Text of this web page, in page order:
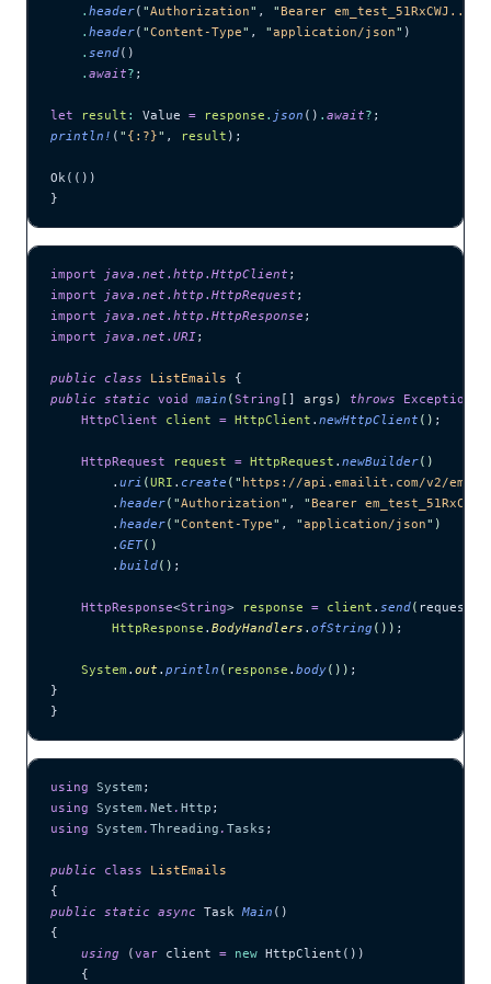
    .
header( "Authorization" , "Bearer
    .
header( "Content-Type" , "application/json" )
    .
send()
    .
await? ;
let result : Value = response . json () . await? ;
println! ( " {:?}" , result );
Ok(())
}
import java . net . http . HttpClient ;
import java . net . http . HttpRequest ;
import java . net . http . HttpResponse ;
import java . net . URI;
public class ListEmails {
public static void main (String [] args ) throws Exception
    HttpClient
client = HttpClient . newHttpClient () ;
    HttpRequest
request = HttpRequest . newBuilder()
        .
uri (URI . create ( " https://api.emailit.com/v2/
        .
header( "Authorization" , "Bearer
        .
header( "Content-Type" , "application/json" )
        .
GET()
        .
build() ;
    HttpResponse
<String> response = client . send( request,
        HttpResponse
. BodyHandlers . ofString ()) ;
    System
. out . println ( response . body()) ;
}
}
using System ;
using System . Net . Http ;
using System . Threading . Tasks ;
public class ListEmails
{
public static async Task Main ()
{
    using
(var client = new HttpClient())
    {